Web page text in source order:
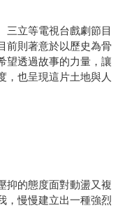
三立等電視台戲劇節目
前則著意於以歷史為骨
望透過故事的力量，讓
，也呈現這片土地與人
抑的態度面對動盪又複
，慢慢建立出一種強烈